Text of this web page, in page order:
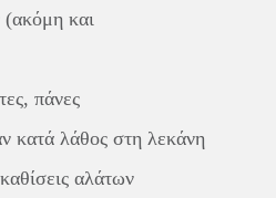
και
πάνες
κατά λάθος στη λεκάνη
αλάτων